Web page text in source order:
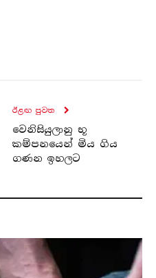
ඊළඟ පුව​ත
වෙනිසියුලානු භූ
කම්පනයෙන් මිය ගිය
ගණන ඉහලට